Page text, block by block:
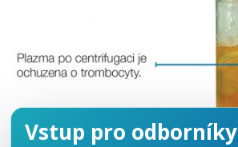
Vstup pro odborníky